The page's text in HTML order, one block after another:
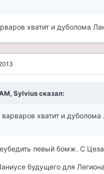
хватит и дуболома
Sylvius сказал:
хватит и дуболома
левый бомж. С
будущего для